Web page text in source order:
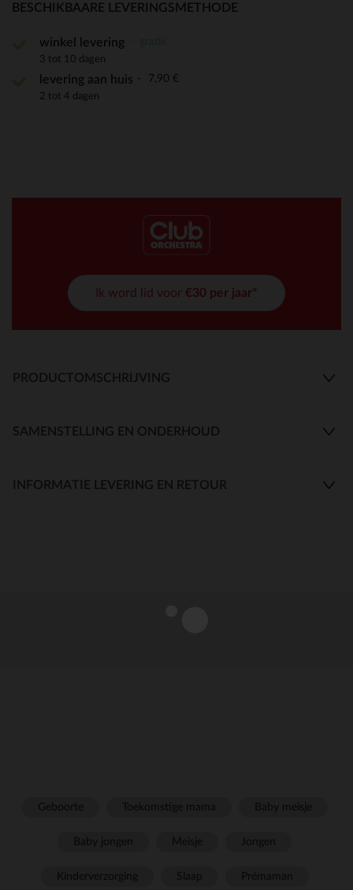
BESCHIKBAARE LEVERINGSMETHODE
winkel levering
3 tot 10 dagen
levering aan huis 7,90 €
2 tot 4 dagen
Ik word lid voor €30 per jaar*
PRODUCTOMSCHRIJVING
SAMENSTELLING EN ONDERHOUD
INFORMATIE LEVERING EN RETOUR